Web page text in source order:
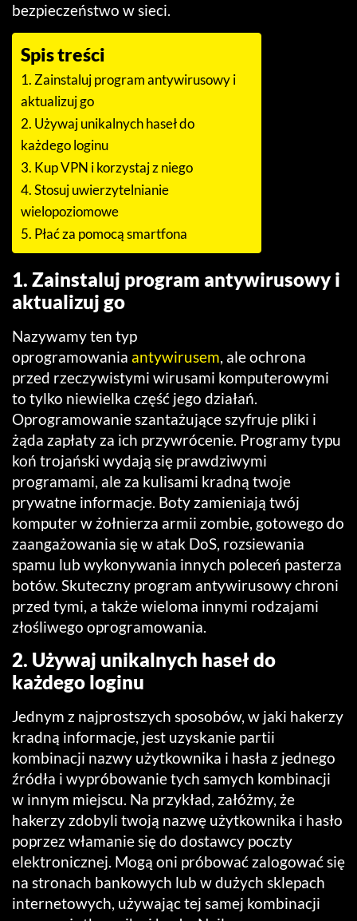
bezpieczeństwo w sieci.
Spis treści
1. Zainstaluj program antywirusowy i
aktualizuj go
2. Używaj unikalnych haseł do
każdego loginu
3. Kup VPN i korzystaj z niego
4. Stosuj uwierzytelnianie
wielopoziomowe
5. Płać za pomocą smartfona
1. Zainstaluj program antywirusowy i
aktualizuj go
Nazywamy ten typ
oprogramowania antywirusem , ale ochrona
przed rzeczywistymi wirusami komputerowymi
to tylko niewielka część jego działań.
Oprogramowanie szantażujące szyfruje pliki i
żąda zapłaty za ich przywrócenie. Programy typu
koń trojański wydają się prawdziwymi
programami, ale za kulisami kradną twoje
prywatne informacje. Boty zamieniają twój
komputer w żołnierza armii zombie, gotowego do
zaangażowania się w atak DoS, rozsiewania
spamu lub wykonywania innych poleceń pasterza
botów. Skuteczny program antywirusowy chroni
przed tymi, a także wieloma innymi rodzajami
złośliwego oprogramowania.
2. Używaj unikalnych haseł do
każdego loginu
Jednym z najprostszych sposobów, w jaki hakerzy
kradną informacje, jest uzyskanie partii
kombinacji nazwy użytkownika i hasła z jednego
źródła i wypróbowanie tych samych kombinacji
w innym miejscu. Na przykład, załóżmy, że
hakerzy zdobyli twoją nazwę użytkownika i hasło
poprzez włamanie się do dostawcy poczty
elektronicznej. Mogą oni próbować zalogować się
na stronach bankowych lub w dużych sklepach
internetowych, używając tej samej kombinacji